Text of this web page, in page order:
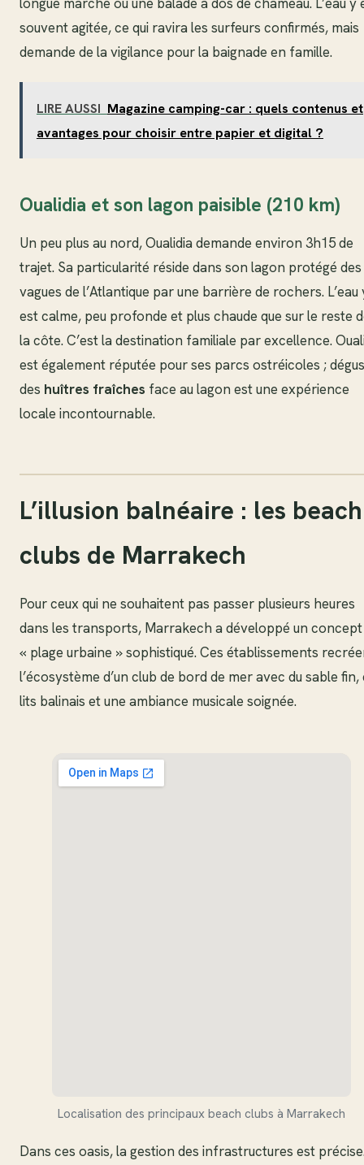
souvent agitée, ce qui ravira les surfeurs confirmés, mais
demande de la vigilance pour la baignade en famille.
LIRE AUSSI Magazine camping-car : quels contenus et
avantages pour choisir entre papier et digital ?
Oualidia et son lagon paisible (210 km)
Un peu plus au nord, Oualidia demande environ 3h15 de
trajet. Sa particularité réside dans son lagon protégé des
vagues de l’Atlantique par une barrière de rochers. L’eau
est calme, peu profonde et plus chaude que sur le reste
la côte. C’est la destination familiale par excellence.
est également réputée pour ses parcs ostréicoles ;
des huîtres fraîches face au lagon est une expérience
locale incontournable.
L’illusion balnéaire : les beach
clubs de Marrakech
Pour ceux qui ne souhaitent pas passer plusieurs heures
dans les transports, Marrakech a développé un
« plage urbaine » sophistiqué. Ces établissements
l’écosystème d’un club de bord de mer avec du sable fin,
lits balinais et une ambiance musicale soignée.
Localisation des principaux beach clubs à Marrakech
Dans ces oasis, la gestion des infrastructures est